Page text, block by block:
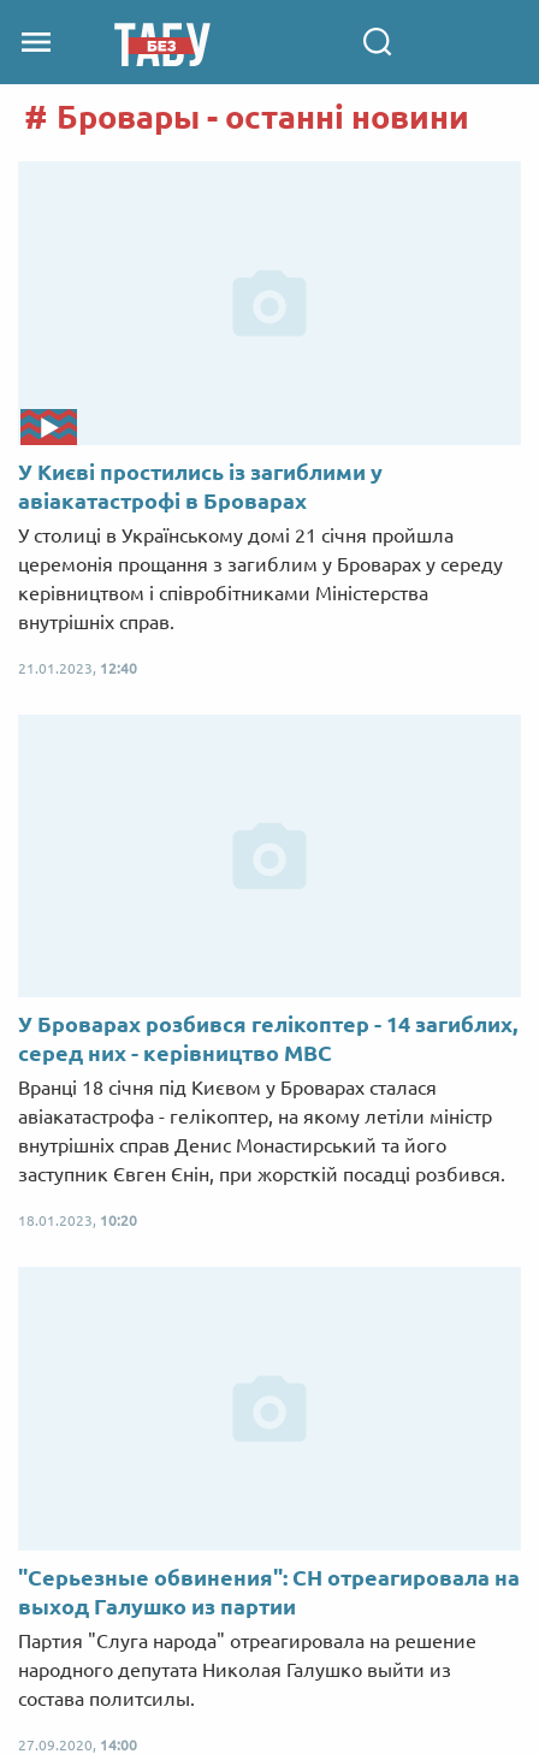
Бровары - останні новини
У Києві простились із загиблими у
авіакатастрофі в Броварах
У столиці в Українському домі 21 січня пройшла
церемонія прощання з загиблим у Броварах у середу
керівництвом і співробітниками Міністерства
внутрішніх справ.
21.01.2023, 12:40
У Броварах розбився гелікоптер - 14 загиблих,
серед них - керівництво МВС
Вранці 18 січня під Києвом у Броварах сталася
авіакатастрофа - гелікоптер, на якому летіли міністр
внутрішніх справ Денис Монастирський та його
заступник Євген Єнін, при жорсткій посадці розбився.
18.01.2023, 10:20
"Серьезные обвинения": СН отреагировала на
выход Галушко из партии
Партия "Слуга народа" отреагировала на решение
народного депутата Николая Галушко выйти из
состава политсилы.
27.09.2020, 14:00